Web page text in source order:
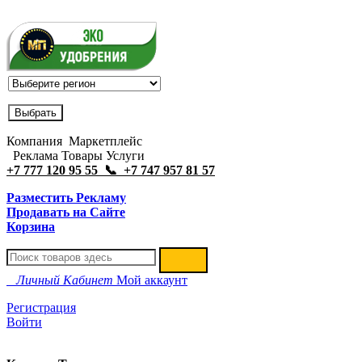
Компания Маркетплейс
Реклама Товары Услуги
+7 777 120 95 55 📞 +7 747 957 81 57
Разместить Рекламу
Продавать на Сайте
Корзина
Личный Кабинет Мой аккаунт
Регистрация
Войти